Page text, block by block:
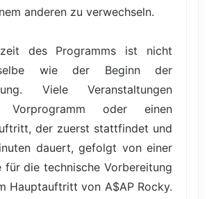
anderen zu verwechseln.
des Programms ist nicht
wie der Beginn der
Viele Veranstaltungen
oder einen
der zuerst stattfindet und
dauert, gefolgt von einer
für die technische Vorbereitung
Hauptauftritt von A$AP Rocky.